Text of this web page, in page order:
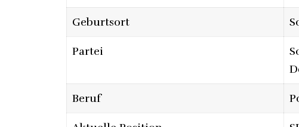
Geburtsort
Partei
Beruf